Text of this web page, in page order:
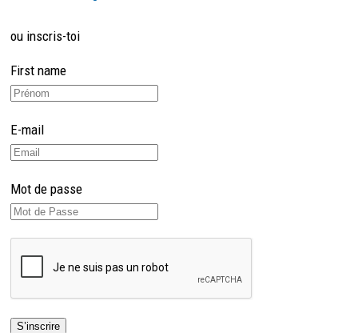
ou inscris-toi
First name
E-mail
Mot de passe